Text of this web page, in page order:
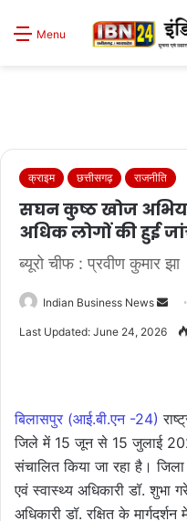
Menu
क्राइम छत्तीसगढ़ राजनीति
सघन कुष्ठ खोज
अधिक लोगों की हुई
ब्यूरो चीफ : प्रवीण कुमार झा
Indian Business News
Send
Last Updated: June 24, 2026
बिलासपुर (आई.बी.एन -24)
जिले में 15 जून से 15 जुलाई
संचालित किया जा रहा है।
एवं स्वास्थ्य अधिकारी डॉ. शुभा
अधिकारी डॉ. रक्षित के